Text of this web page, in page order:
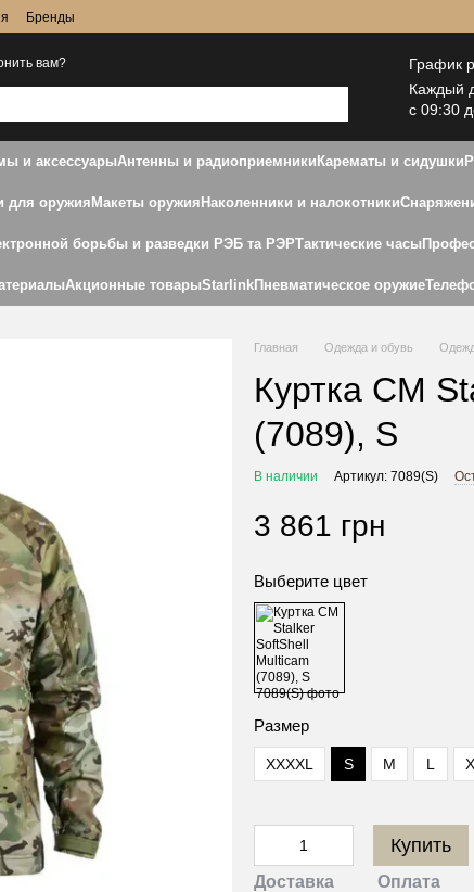
Бренды
вам?
График
Каждый
с 09:30
и аксессуарыАнтенны и радиоприемники Карематы и сидушки
для оружия Макеты оружия Наколенники и налокотники
борьбы и разведки РЭБ та РЭРТактические часы
Акционные товарыStarlinkПневматическое оружие
Главная Одежда и обувь
Куртка CM
(7089), S
В наличии Артикул: 7089(S)
3 861 грн
Выберите цвет
Размер
XXXXL S M L
Купить
Доставка Оплата